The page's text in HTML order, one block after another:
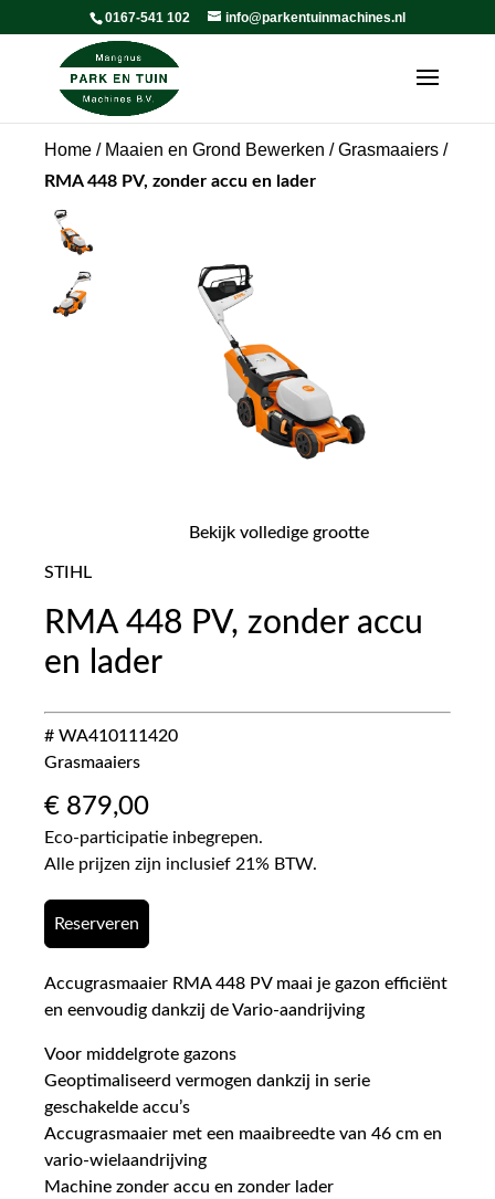
0167-541 102 info@parkentuinmachines.nl
Home / Maaien en Grond Bewerken /Grasmaaiers /
RMA 448 PV, zonder accu en lader
Bekijk volledige grootte
STIHL
RMA 448 PV, zonder accu
en lader
# WA410111420
Grasmaaiers
€ 879,00
Eco-participatie inbegrepen.
Alle prijzen zijn inclusief 21% BTW.
Reserveren
Accugrasmaaier RMA 448 PV maai je gazon efficiënt
en eenvoudig dankzij de Vario-aandrijving
Voor middelgrote gazons
Geoptimaliseerd vermogen dankzij in serie
geschakelde accu’s
Accugrasmaaier met een maaibreedte van 46 cm en
vario-wielaandrijving
Machine zonder accu en zonder lader